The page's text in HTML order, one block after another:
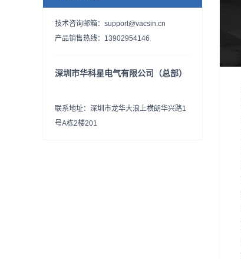
技术咨询邮箱：support@vacsin.cn
产品销售热线：13902954146
深圳市华科星电气有限公司（总部）
联系地址：深圳市龙华大浪上横朗华兴路1
号A栋2楼201